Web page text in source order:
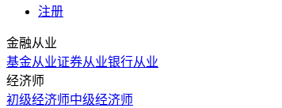
注册
金融从业
基金从业证券从业银行从业
经济师
初级经济师中级经济师